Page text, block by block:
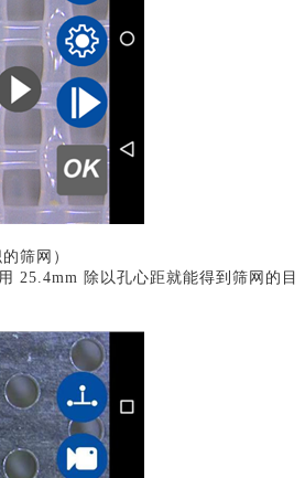
的筛网 ）
25.4mm 除以孔心距就能得到筛网的目